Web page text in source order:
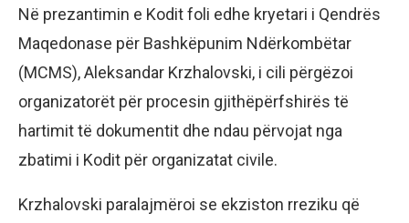
Në prezantimin e Kodit foli edhe kryetari i Qendrës
Maqedonase për Bashkëpunim Ndërkombëtar
(MCMS), Aleksandar Krzhalovski, i cili përgëzoi
organizatorët për procesin gjithëpërfshirës të
hartimit të dokumentit dhe ndau përvojat nga
zbatimi i Kodit për organizatat civile.
Krzhalovski paralajmëroi se ekziston rreziku që